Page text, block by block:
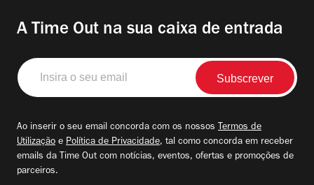
A Time Out na sua caixa de entrada
Insira
o
seu
Ao inserir o seu email concorda com os nossos Termos de
Utilização e Política de Privacidade, tal como concorda em receber
emails da Time Out com notícias, eventos, ofertas e promoções de
parceiros.